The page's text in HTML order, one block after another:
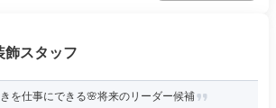
飾スタッフ
を仕事にできる🌸将来のリーダー候補